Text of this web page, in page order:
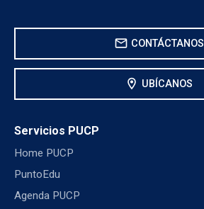
mail CONTÁCTANOS
location_on UBÍCANOS
Servicios PUCP
Home PUCP
PuntoEdu
Agenda PUCP